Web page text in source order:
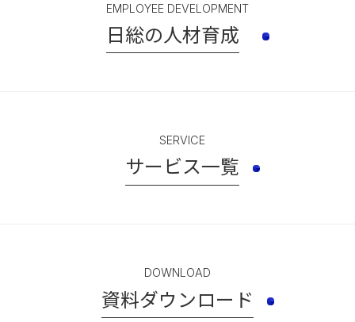
EMPLOYEE DEVELOPMENT
日総の人材育成
SERVICE
サービス一覧
DOWNLOAD
資料ダウンロード